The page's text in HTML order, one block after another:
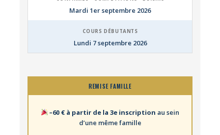
REMISE FAMILLE
–60 € à partir de la 3e inscription au sein
d’une même famille
Mardi 1er septembre 2026
COURS DÉBUTANTS
Lundi 7 septembre 2026